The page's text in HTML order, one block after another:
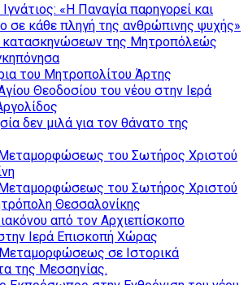
«Η Παναγία παρηγορεί και
σε κάθε πληγή της ανθρώπινης ψυχής»
κατασκηνώσεων της Μητροπόλεώς
του Μητροπολίτου Άρτης
Θεοδοσίου του νέου στην Ιερά
δεν μιλά για τον θάνατο της
του Σωτήρος Χριστού
του Σωτήρος Χριστού
Θεσσαλονίκης
από τον Αρχιεπίσκοπο
Ιερά Επισκοπή Χώρας
σε Ιστορικά
της Μεσσηνίας.